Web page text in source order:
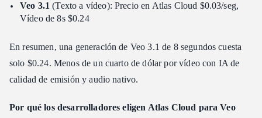
Veo 3.1 (Texto a vídeo): Precio en Atlas Cloud $0.03/seg,
Vídeo de 8s $0.24
En resumen, una generación de Veo 3.1 de 8 segundos cuesta
solo $0.24. Menos de un cuarto de dólar por vídeo con IA de
calidad de emisión y audio nativo.
Por qué los desarrolladores eligen Atlas Cloud para Veo